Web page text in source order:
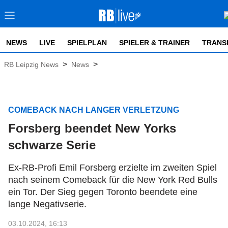
NEWS LIVE SPIELPLAN SPIELER & TRAINER
RB Leipzig News > News >
COMEBACK NACH LANGER VERLETZUNG
Forsberg beendet New Yorks
schwarze Serie
Ex-RB-Profi Emil Forsberg erzielte im zweiten Spiel
nach seinem Comeback für die New York Red Bulls
ein Tor. Der Sieg gegen Toronto beendete eine
lange Negativserie.
03.10.2024, 16:13